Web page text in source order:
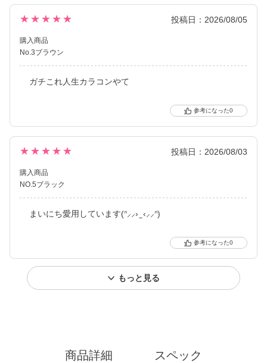
★★★★★ 投稿日：2026/08/05
購入商品
No.3ブラウン
ガチこれ人生カラコンやて
0
★★★★★ 投稿日：2026/08/03
購入商品
NO.5ブラック
まいにち愛用しています(ᐢ⸝⸝› ̫ ‹⸝⸝ᐢ)
0
もっと見る
商品詳細 スペック